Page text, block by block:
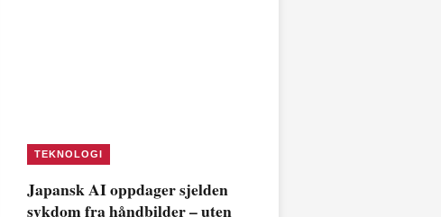
TEKNOLOGI
Japansk AI oppdager sjelden
sykdom fra håndbilder – uten